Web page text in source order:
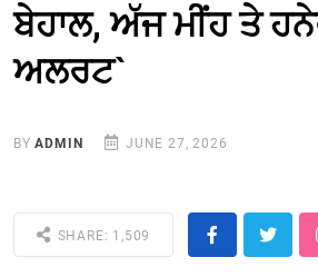
ਬੇਹਾਲ, ਅੱਜ ਮੀਂਹ ਤੇ
ਅਲਰਟ`
BYADMIN JUNE 27, 2026
SHARE: 1,509